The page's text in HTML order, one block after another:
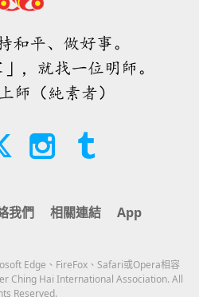
2026-08-06 1138
製造商權益
ＰＡ對師父的提問（二集之一）
和平、做好事。
，就找一位明師。
師（純素者）
我們 相關連結 App
Edge、FireFox、Safari或Opera相容
Ching Hai International Association. All
Reserved.